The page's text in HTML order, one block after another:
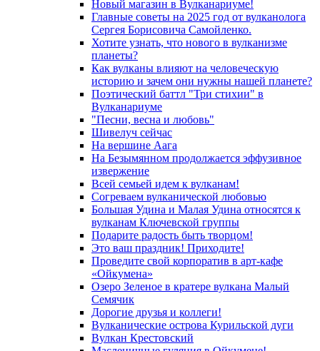
Новый магазин в Вулканариуме!
Главные советы на 2025 год от вулканолога
Сергея Борисовича Самойленко.
Хотите узнать, что нового в вулканизме
планеты?
Как вулканы влияют на человеческую
историю и зачем они нужны нашей планете?
Поэтический баттл "Три стихии" в
Вулканариуме
"Песни, весна и любовь"
Шивелуч сейчас
На вершине Аага
На Безымянном продолжается эффузивное
извержение
Всей семьей идем к вулканам!
Согреваем вулканической любовью
Большая Удина и Малая Удина относятся к
вулканам Ключевской группы
Подарите радость быть творцом!
Это ваш праздник! Приходите!
Проведите свой корпоратив в арт-кафе
«Ойкумена»
Озеро Зеленое в кратере вулкана Малый
Семячик
Дорогие друзья и коллеги!
Вулканические острова Курильской дуги
Вулкан Крестовский